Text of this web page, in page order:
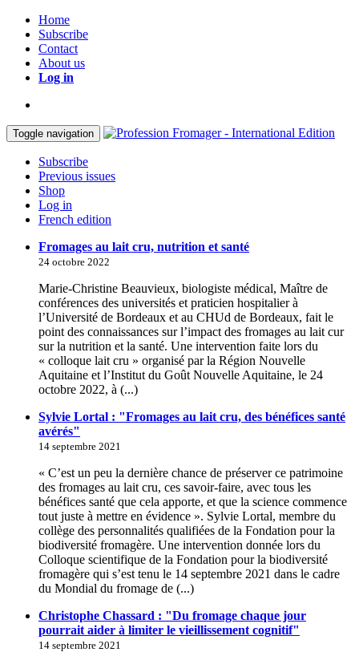
Home
Subscribe
Contact
About us
Log in
Toggle navigation
Subscribe
Previous issues
Shop
Log in
French edition
Fromages au lait cru, nutrition et santé
24 octobre 2022
Marie-Christine Beauvieux, biologiste médical, Maître de
conférences des universités et praticien hospitalier à
l’Université de Bordeaux et au CHUd de Bordeaux, fait le
point des connaissances sur l’impact des fromages au lait cur
sur la nutrition et la santé. Une intervention faite lors du
« colloque lait cru » organisé par la Région Nouvelle
Aquitaine et l’Institut du Goût Nouvelle Aquitaine, le 24
octobre 2022, à (...)
Sylvie Lortal : "Fromages au lait cru, des bénéfices santé
avérés"
14 septembre 2021
« C’est un peu la dernière chance de préserver ce patrimoine
des fromages au lait cru, ces savoir-faire, avec tous les
bénéfices santé que cela apporte, et que la science commence
tout juste à mettre en évidence ». Sylvie Lortal, membre du
collège des personnalités qualifiées de la Fondation pour la
biodiversité fromagère. Une intervention donnée lors du
Colloque scientifique de la Fondation pour la biodiversité
fromagère qui s’est tenu le 14 septembre 2021 dans le cadre
du Mondial du fromage de (...)
Christophe Chassard : "Du fromage chaque jour
pourrait aider à limiter le vieillissement cognitif"
14 septembre 2021